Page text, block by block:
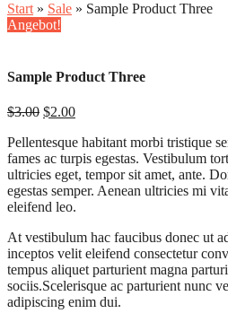
Start » Sale » Sample Product Three
Angebot!
Sample Product Three
$3.00 Ursprünglicher
war:
$3.00
$2.00Aktueller
ist:
$2.00.
Pellentesque habitant morbi tristique
fames ac turpis egestas. Vestibulum
ultricies eget, tempor sit amet, ante.
egestas semper. Aenean ultricies mi
eleifend leo.
At vestibulum hac faucibus donec ut
inceptos velit eleifend consectetur
tempus aliquet parturient magna
sociis.Scelerisque ac parturient nunc
adipiscing enim dui.